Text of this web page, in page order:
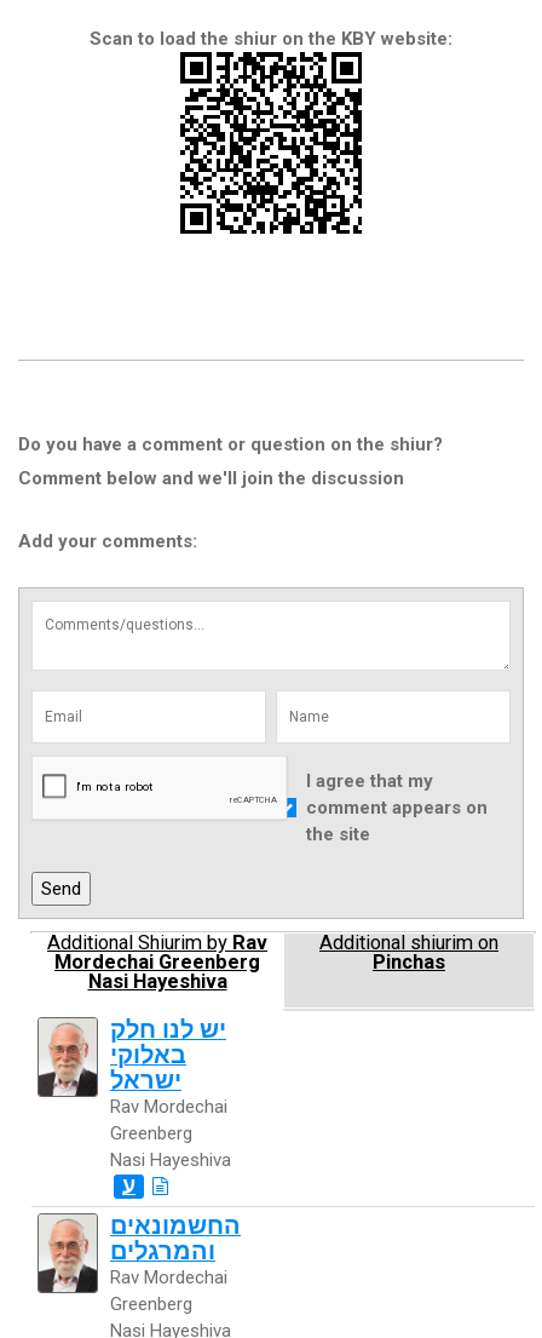
Scan to load the shiur on the KBY website:
Do you have a comment or question on the shiur?
Comment below and we'll join the discussion
Add your comments:
I agree that my
comment appears on
the site
Additional Shiurim by Rav
Mordechai Greenberg
Nasi Hayeshiva
Additional shiurim on
Pinchas
יש לנו חלק
באלוקי
ישראל
Rav Mordechai
Greenberg
Nasi Hayeshiva
ע
החשמונאים
והמרגלים
Rav Mordechai
Greenberg
Nasi Hayeshiva